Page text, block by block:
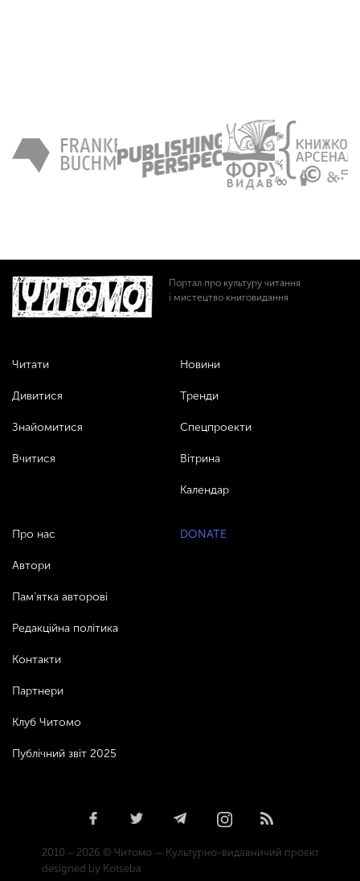
Портал про культуру читання
і мистецтво книговидання
Читати
Дивитися
Знайомитися
Вчитися
Новини
Тренди
Спецпроекти
Вітрина
Календар
Про нас
Автори
Пам’ятка авторові
Редакційна політика
Контакти
Партнери
Клуб Читомо
Публічний звіт 2025
DONATE
2010 – 2026 © Читомо — Культурно-видавничий проект
designed by Kotseba